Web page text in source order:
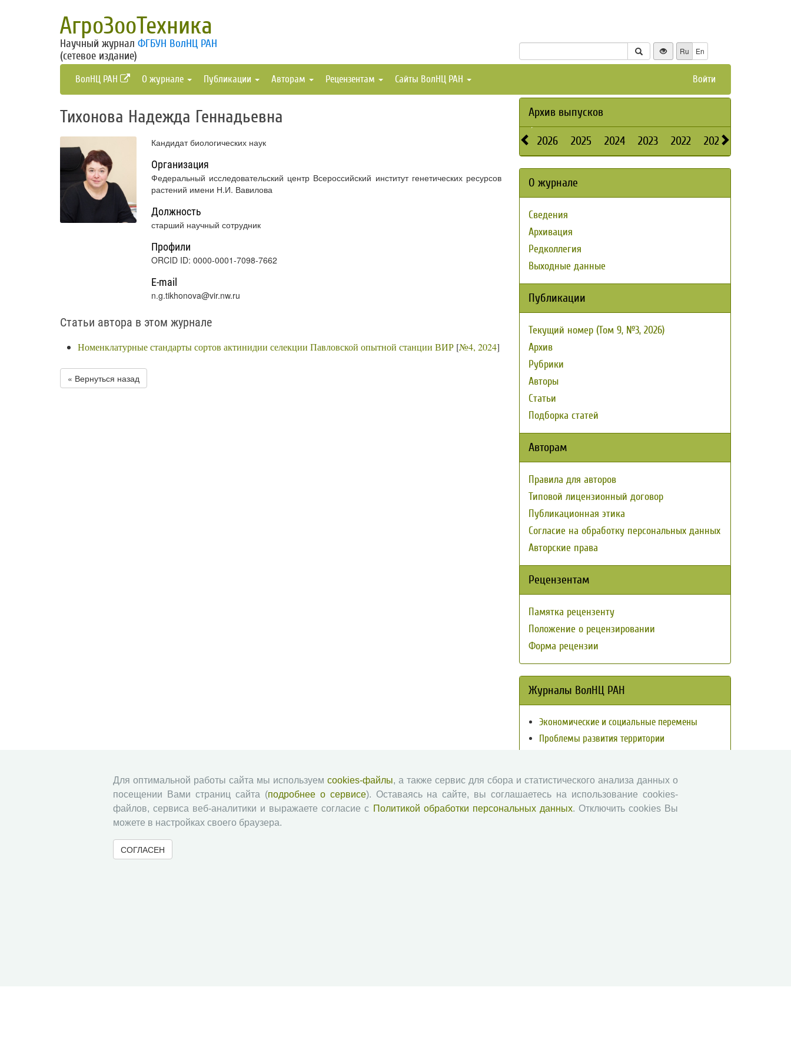
АгроЗооТехника
Научный журнал ФГБУН ВолНЦ РАН
(сетевое издание)
Ru En
ВолНЦ РАН О журнале Публикации Авторам Рецензентам Сайты ВолНЦ РАН Войти
Тихонова Надежда Геннадьевна
Кандидат биологических наук
Организация
Федеральный исследовательский центр Всероссийский институт генетических ресурсов
растений имени Н.И. Вавилова
Должность
старший научный сотрудник
Профили
ORCID ID: 0000-0001-7098-7662
E-mail
n.g.tikhonova@vir.nw.ru
Статьи автора в этом журнале
Номенклатурные стандарты сортов актинидии селекции Павловской опытной станции ВИР [№4, 2024]
« Вернуться назад
Архив выпусков
2026 2025 2024 2023 2022 2021
О журнале
Сведения
Архивация
Редколлегия
Выходные данные
Публикации
Текущий номер (Том 9, №3, 2026)
Архив
Рубрики
Авторы
Статьи
Подборка статей
Авторам
Правила для авторов
Типовой лицензионный договор
Публикационная этика
Согласие на обработку персональных данных
Авторские права
Рецензентам
Памятка рецензенту
Положение о рецензировании
Форма рецензии
Журналы ВолНЦ РАН
Экономические и социальные перемены
Проблемы развития территории
АгроЗооТехника
Для оптимальной работы сайта мы используем cookies-файлы, а также сервис для сбора и статистического анализа данных о
посещении Вами страниц сайта (подробнее о сервисе). Оставаясь на сайте, вы соглашаетесь на использование cookies-
файлов, сервиса веб-аналитики и выражаете согласие с Политикой обработки персональных данных. Отключить cookies Вы
можете в настройках своего браузера.
СОГЛАСЕН